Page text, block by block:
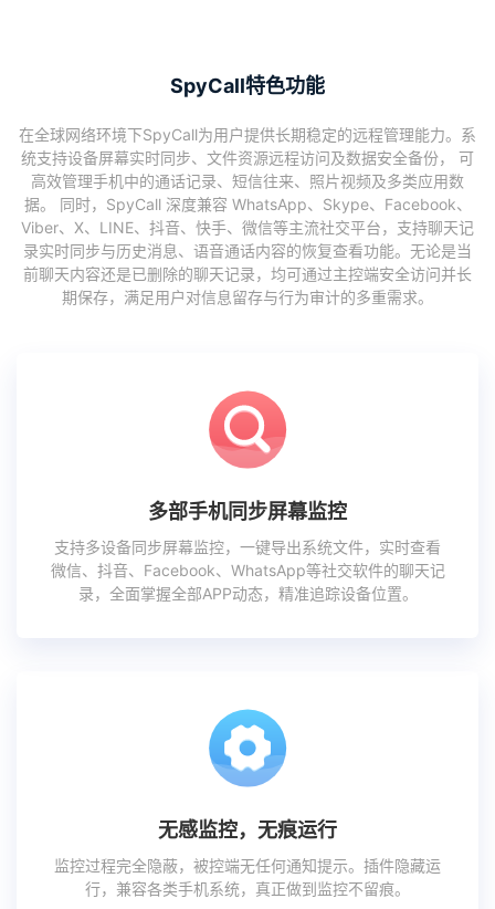
SpyCall特色功能
在全球网络环境下SpyCall为用户提供长期稳定的远程管理能力。系
统支持设备屏幕实时同步、文件资源远程访问及数据安全备份， 可
高效管理手机中的通话记录、短信往来、照片视频及多类应用数
据。 同时，SpyCall 深度兼容 WhatsApp、Skype、Facebook、
Viber、X、LINE、抖音、快手、微信等主流社交平台，支持聊天记
录实时同步与历史消息、语音通话内容的恢复查看功能。无论是当
前聊天内容还是已删除的聊天记录，均可通过主控端安全访问并长
期保存，满足用户对信息留存与行为审计的多重需求。
多部手机同步屏幕监控
支持多设备同步屏幕监控，一键导出系统文件，实时查看
微信、抖音、Facebook、WhatsApp等社交软件的聊天记
录，全面掌握全部APP动态，精准追踪设备位置。
无感监控，无痕运行
监控过程完全隐蔽，被控端无任何通知提示。插件隐藏运
行，兼容各类手机系统，真正做到监控不留痕。